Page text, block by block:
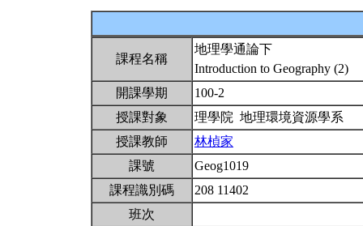
課程名稱
地理學通論下
Introduction to Geography (2)
開課學期
100-2
授課對象
理學院 地理環境資源學系
授課教師
林楨家
課號
Geog1019
課程識別碼
208 11402
班次